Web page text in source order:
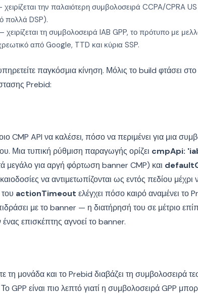
χειρίζεται την παλαιότερη συμβολοσειρά CCPA/CPRA
πολλά DSP).
χειρίζεται τη συμβολοσειρά IAB GPP, το πρότυπο με
από Google, TTD και κύρια SSP.
παγκόσμια κίνηση. Μόλις το build φτάσει
Prebid:
CMP API να καλέσει, πόσο να περιμένει για μια
Μια τυπική ρύθμιση παραγωγής ορίζει cmpApi:
μεγάλο για αργή φόρτωση banner CMP) και
να αντιμετωπίζονται ως εντός πεδίου μέχρι
actionTimeout ελέγχει πόσο καιρό αναμένει το
με το banner — η διατήρησή του σε μέτριο
επισκέπτης αγνοεί το banner.
τη μονάδα και το Prebid διαβάζει τη συμβολοσειρά
GPP είναι πιο λεπτό γιατί η συμβολοσειρά GPP